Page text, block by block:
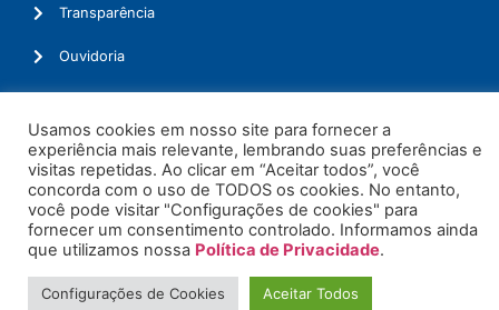
Transparência
Ouvidoria
© 2026. Todos os Direitos Reservados.
Usamos cookies em nosso site para fornecer a
experiência mais relevante, lembrando suas preferências e
visitas repetidas. Ao clicar em “Aceitar todos”, você
concorda com o uso de TODOS os cookies. No entanto,
você pode visitar "Configurações de cookies" para
fornecer um consentimento controlado. Informamos ainda
que utilizamos nossa Política de Privacidade.
Configurações de Cookies Aceitar Todos